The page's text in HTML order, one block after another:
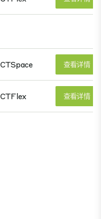
CTSpace 查看详情
CTFlex 查看详情